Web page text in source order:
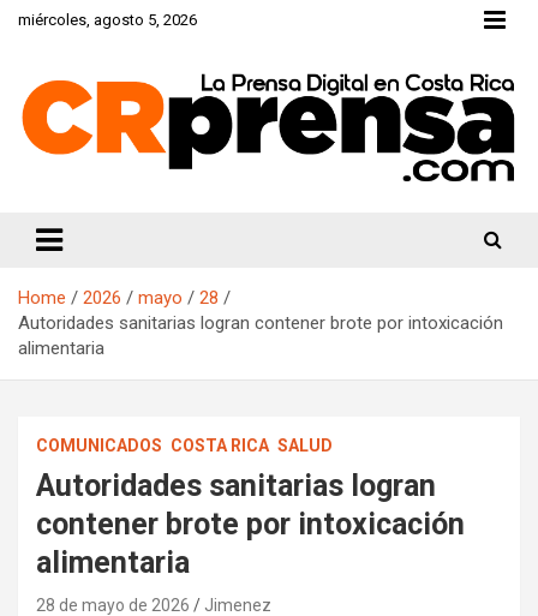
miércoles, agosto 5, 2026
Home 2026 mayo
28
Autoridades sanitarias logran contener brote por intoxicación
alimentaria
COMUNICADOS COSTA RICA SALUD
Autoridades sanitarias logran
contener brote por intoxicación
alimentaria
28 de mayo de 2026 Jimenez